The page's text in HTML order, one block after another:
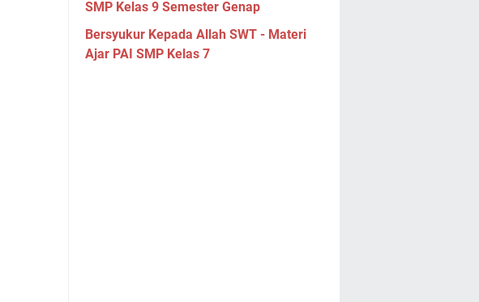
SMP Kelas 9 Semester Genap
Bersyukur Kepada Allah SWT - Materi
Ajar PAI SMP Kelas 7